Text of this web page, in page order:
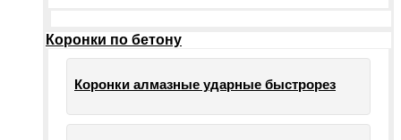
Коронки по бетону
Коронки алмазные ударные быстрорез